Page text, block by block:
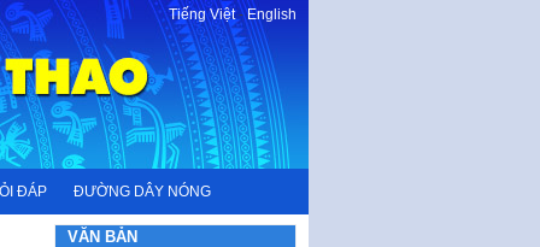
Tiếng Việt-English
ĐÁP ĐƯỜNG DÂY NÓNG
VĂN BẢN